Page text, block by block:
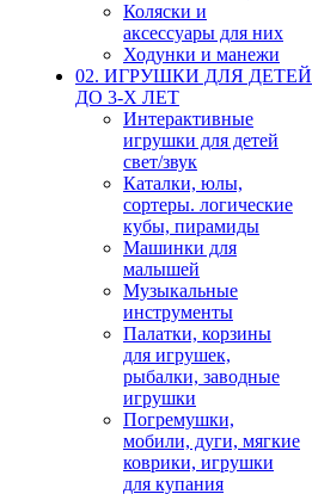
Коляски и
аксессуары для них
Ходунки и манежи
02. ИГРУШКИ ДЛЯ ДЕТЕЙ
ДО 3-Х ЛЕТ
Интерактивные
игрушки для детей
свет/звук
Каталки, юлы,
сортеры. логические
кубы, пирамиды
Машинки для
малышей
Музыкальные
инструменты
Палатки, корзины
для игрушек,
рыбалки, заводные
игрушки
Погремушки,
мобили, дуги, мягкие
коврики, игрушки
для купания